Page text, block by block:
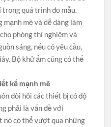
trong quá trình đo mẫu.
mạnh mẽ và dễ dàng làm
phòng thí nghiệm và
sáng, nếu có yêu cầu,
Bộ khử ẩm cũng có thể
kế mạnh mẽ
đòi hỏi các thiết bị có độ
phải là vấn đề với
nó có thể vượt qua những